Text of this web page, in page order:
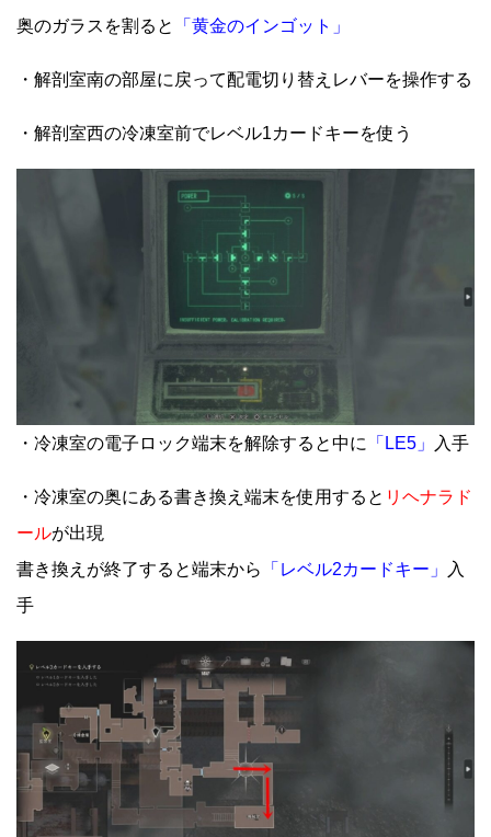
奥のガラスを割ると
「黄金のインゴット」
・解剖室南の部屋に戻って配電切り替えレバーを操作する
・解剖室西の冷凍室前でレベル1カードキーを使う
・冷凍室の電子ロック端末を解除すると中に 「LE5」 入手
・冷凍室の奥にある書き換え端末を使用すると リヘナラド
ールが出現
書き換えが終了すると端末から
「レベル2カードキー」
入
手